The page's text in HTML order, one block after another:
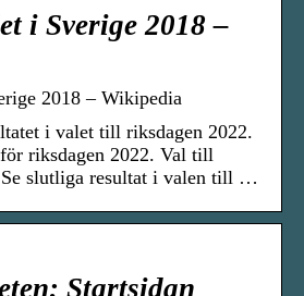
i Sverige 2018 –
2018 – Wikipedia
i valet till riksdagen 2022.
riksdagen 2022. Val till
slutliga resultat i valen till …
Startsidan